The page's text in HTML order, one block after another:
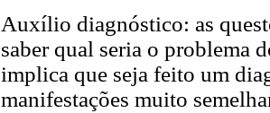
Auxílio diagnóstico: as
saber qual seria o problema
implica que seja feito um
manifestações muito